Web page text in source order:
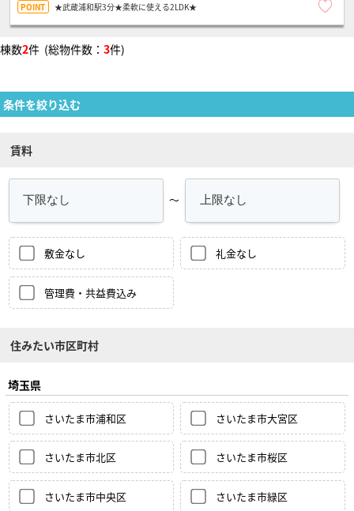
★武蔵浦和駅3分★柔軟に使える2LDK★
棟数2件 (総物件数： 3件)
条件を絞り込む
賃料
～
敷金なし 礼金なし
管理費・共益費込み
住みたい市区町村
埼玉県
さいたま市浦和区 さいたま市大宮区
さいたま市北区 さいたま市桜区
さいたま市中央区 さいたま市緑区